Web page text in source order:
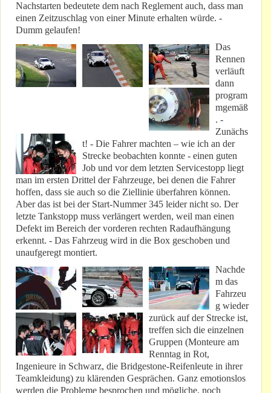
Nachstarten bedeutete dem nach Reglement auch, dass man
einen Zeitzuschlag von einer Minute erhalten würde. -
Dumm gelaufen!
Das
Rennen
verläuft
dann
program
mgemäß
. -
Zunächs
t! - Die Fahrer machten – wie ich an der
Strecke beobachten konnte - einen guten
Job und vor dem letzten Servicestopp liegt
man im ersten Drittel der Fahrzeuge, bei denen die Fahrer
hoffen, dass sie auch so die Ziellinie überfahren können.
Aber das ist bei der Start-Nummer 345 leider nicht so. Der
letzte Tankstopp muss verlängert werden, weil man einen
Defekt im Bereich der vorderen rechten Radaufhängung
erkennt. - Das Fahrzeug wird in die Box geschoben und
unaufgeregt montiert.
Nachde
m das
Fahrzeu
g wieder
zurück auf der Strecke ist,
treffen sich die einzelnen
Gruppen (Monteure am
Renntag in Rot,
Ingenieure in Schwarz, die Bridgestone-Reifenleute in ihrer
Teamkleidung) zu klärenden Gesprächen. Ganz emotionslos
werden die Probleme besprochen und mögliche, noch